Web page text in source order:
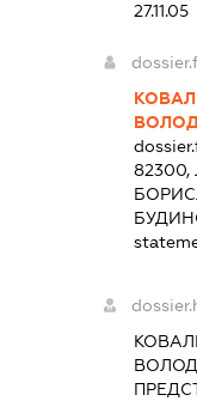
27.11.05